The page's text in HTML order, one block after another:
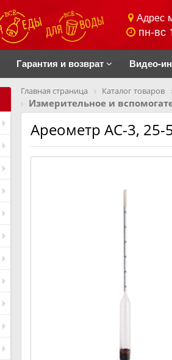
Адрес
пн-вс
Гарантия и возврат Видео-
Главная страница Каталог товаров
Измерительное и
Ареометр АС-3, 25-